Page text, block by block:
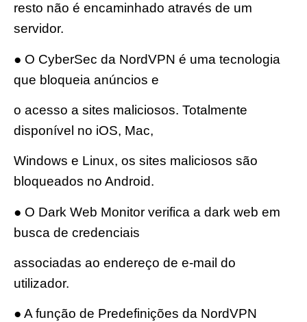
resto não é encaminhado através de um
servidor.
● O CyberSec da NordVPN é uma tecnologia
que bloqueia anúncios e
o acesso a sites maliciosos. Totalmente
disponível no iOS, Mac,
Windows e Linux, os sites maliciosos são
bloqueados no Android.
● O Dark Web Monitor verifica a dark web em
busca de credenciais
associadas ao endereço de e-mail do
utilizador.
● A função de Predefinições da NordVPN